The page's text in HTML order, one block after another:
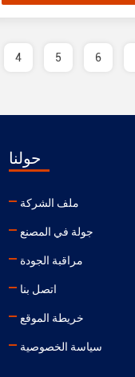
4 5 6
حولنا
ملف الشركة
جولة في المصنع
مراقبة الجودة
اتصل بنا
خريطة الموقع
سياسة الخصوصية